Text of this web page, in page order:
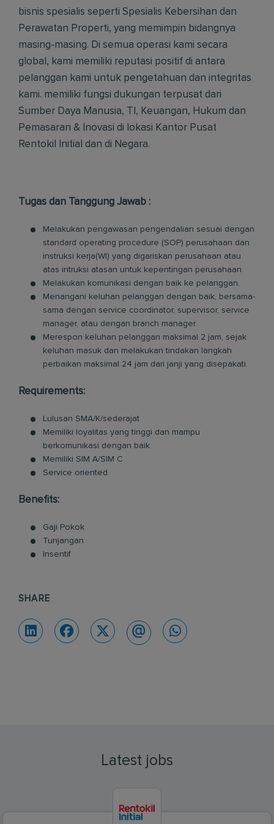
bisnis spesialis seperti Spesialis Kebersihan dan
Perawatan Properti, yang memimpin bidangnya
masing-masing. Di semua operasi kami secara
global, kami memiliki reputasi positif di antara
pelanggan kami untuk pengetahuan dan integritas
kami. memiliki fungsi dukungan terpusat dari
Sumber Daya Manusia, TI, Keuangan, Hukum dan
Pemasaran & Inovasi di lokasi Kantor Pusat
Rentokil Initial dan di Negara.
Tugas dan Tanggung Jawab :
Melakukan pengawasan pengendalian sesuai dengan
standard operating procedure (SOP) perusahaan dan
instruksi kerja(WI) yang digariskan perusahaan atau
atas intruksi atasan untuk kepentingan perusahaan
Melakukan komunikasi dengan baik ke pelanggan.
Menangani keluhan pelanggan dengan baik, bersama-
sama dengan service coordinator, supervisor, service
manager, atau dengan branch manager.
Merespon keluhan pelanggan maksimal 2 jam, sejak
keluhan masuk dan melakukan tindakan langkah
perbaikan maksimal 24 jam dari janji yang disepakati.
Requirements:
Lulusan SMA/K/sederajat
Memiliki loyalitas yang tinggi dan mampu
berkomunikasi dengan baik
Memiliki SIM A/SIM C
Service oriented
Benefits:
Gaji Pokok
Tunjangan
Insentif
SHARE
Latest jobs